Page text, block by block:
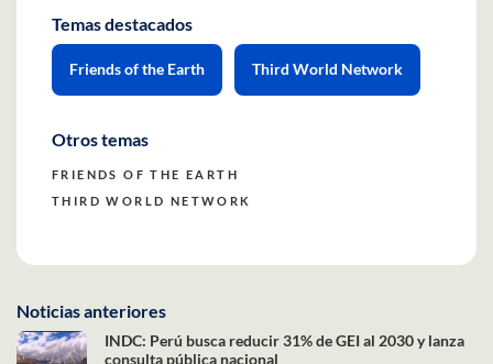
Temas destacados
Friends of the Earth Third World Network
Otros temas
FRIENDS OF THE EARTH
THIRD WORLD NETWORK
Noticias anteriores
INDC: Perú busca reducir 31% de GEI al 2030 y lanza
consulta pública nacional